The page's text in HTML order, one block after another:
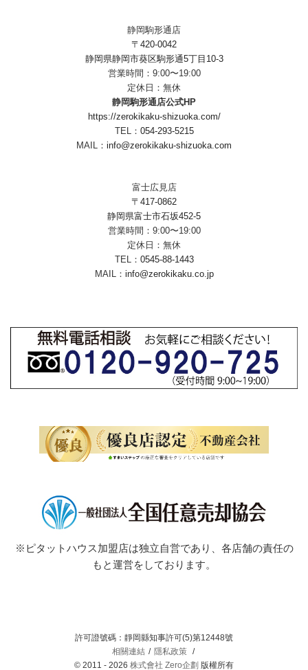
静岡駒形通店
〒420-0042
静岡県静岡市葵区駒形通5丁目10-3
営業時間：9:00〜19:00
定休日：無休
静岡駒形通店公式HP
https://zerokikaku-shizuoka.com/
TEL： 054-293-5215
MAIL： info@zerokikaku-shizuoka.com
富士広見店
〒417-0862
静岡県富士市石坂452-5
営業時間：9:00〜19:00
定休日：無休
TEL： 0545-88-1443
MAIL： info@zerokikaku.co.jp
※ピタットハウス加盟店は独立自営であり、各店舗の責任の
もと運営をしております。
許可證號碼：靜岡縣知事許可(5)第12448號
相關連結
隱私政策
© 2011 - 2026 株式會社 Zero企劃 版權所有